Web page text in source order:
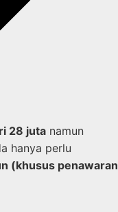
28 juta namun
hanya perlu
(khusus penawaran